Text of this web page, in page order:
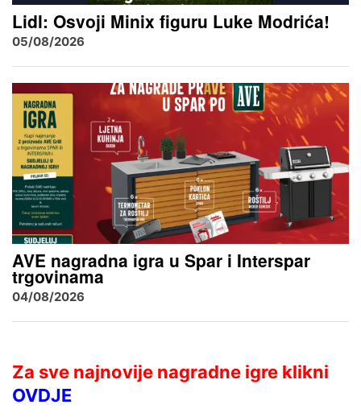
Lidl: Osvoji Minix figuru Luke Modrića!
05/08/2026
AVE nagradna igra u Spar i Interspar
trgovinama
04/08/2026
Za sve najnovije nagradne igre klikni
OVDJE